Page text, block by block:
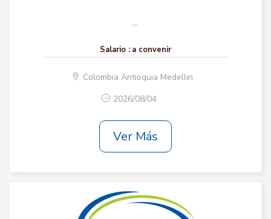
...
Salario : a convenir
Colombia Antioquia Medellin
2026/08/04
Ver Más